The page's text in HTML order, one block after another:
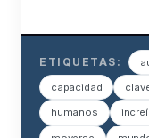
ETIQUETAS:
capacidad
humanos